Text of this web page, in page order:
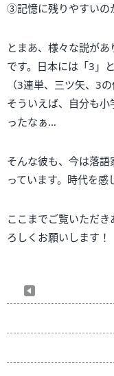
③記憶に残りやすいの
とまあ、様々な説が
です。日本には「3」
（3連単、三ツ矢、3
そういえば、自分も
ったなぁ…
そんな彼も、今は落
っています。時代を感
ここまでご覧いただ
ろしくお願いします！